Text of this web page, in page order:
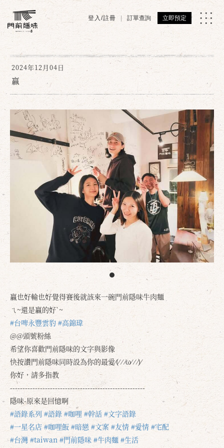
登入/註冊 訂單查詢 立即預定
2024年12月04日
贏
贏也好輸也好覺得賽後就該來一碗門前隱味牛肉麵
ㄟ~還是贏的好`~
#台啤永豐雲豹 #高錦瑋
@@頭號粉絲
希望你喜歡門前隱味的文字與影像
快按讚門前隱味同時設為你的最愛⁄(⁄ ⁄ ⁄ω⁄ ⁄ ⁄)⁄
你好，請多指教
------------------------------------------------------
隱味-原來是回憶啊
#語錄系列 #語錄 #咖哩 #幹話 #文字語錄
#一星名店 #咖哩飯 #暗戀 #文案 #友情 #愛情 #宅配
#台灣 #taiwan #門前隱味 #牛肉麵 #生活